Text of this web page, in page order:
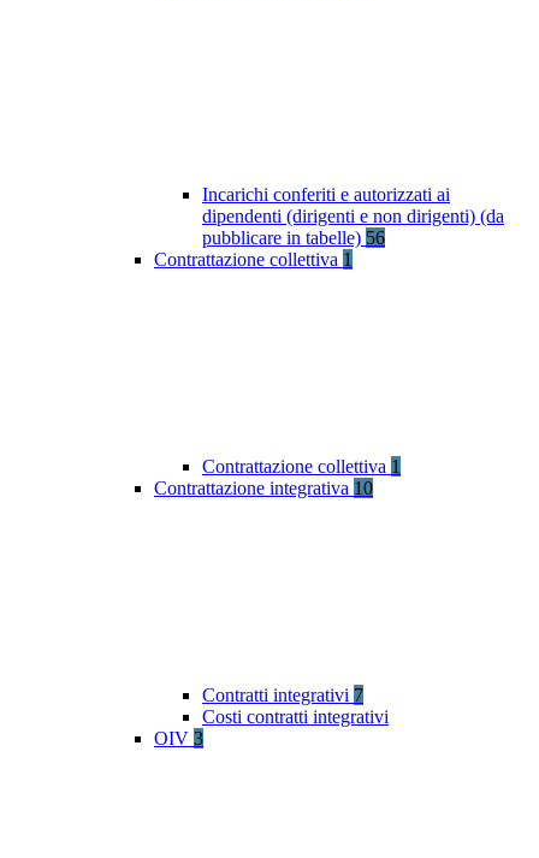
Incarichi conferiti e autorizzati ai
dipendenti (dirigenti e non dirigenti) (da
pubblicare in tabelle) 56
Contrattazione collettiva 1
Contrattazione collettiva 1
Contrattazione integrativa 10
Contratti integrativi 7
Costi contratti integrativi
OIV 3